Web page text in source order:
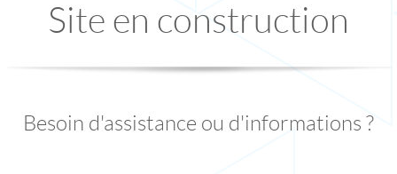
Site en construction
Besoin d'assistance ou d'informations ?